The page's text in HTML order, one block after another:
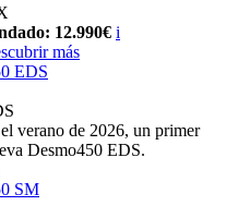
12.990€ i
más
EDS
verano de 2026, un primer
Desmo450 EDS.
SM